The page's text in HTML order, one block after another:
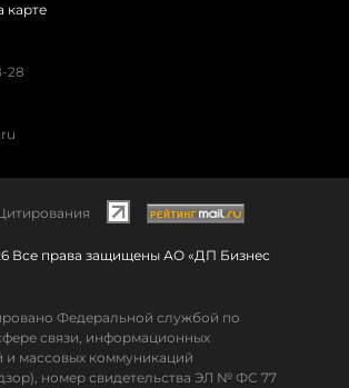
карте
28
Все права защищены АО «ДП Бизнес
Федеральной службой по
связи, информационных
и массовых коммуникаций
номер свидетельства ЭЛ № ФС 77